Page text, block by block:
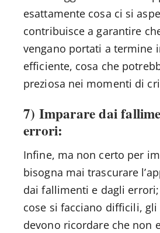
esattamente cosa ci si
contribuisce a garantire
vengano portati a termine
efficiente, cosa che
preziosa nei momenti di
7) Imparare dai
errori:
Infine, ma non certo per
bisogna mai trascurare
dai fallimenti e dagli
cose si facciano difficili,
devono ricordare che non